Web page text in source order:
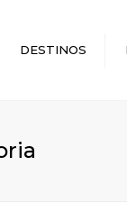
DESTINOS